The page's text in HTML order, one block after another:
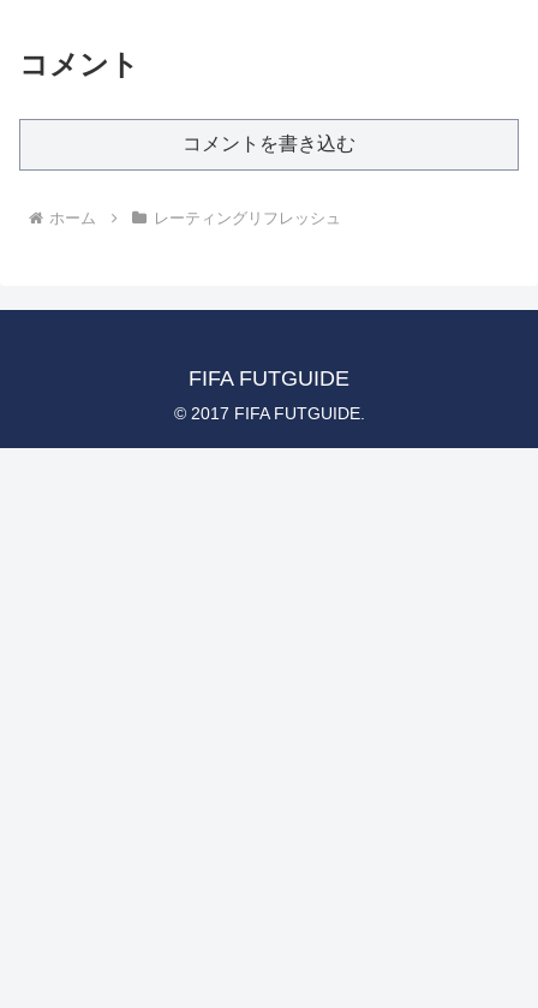
コメント
コメントを書き込む
ホーム レーティングリフレッシュ
FIFA FUTGUIDE
© 2017 FIFA FUTGUIDE.